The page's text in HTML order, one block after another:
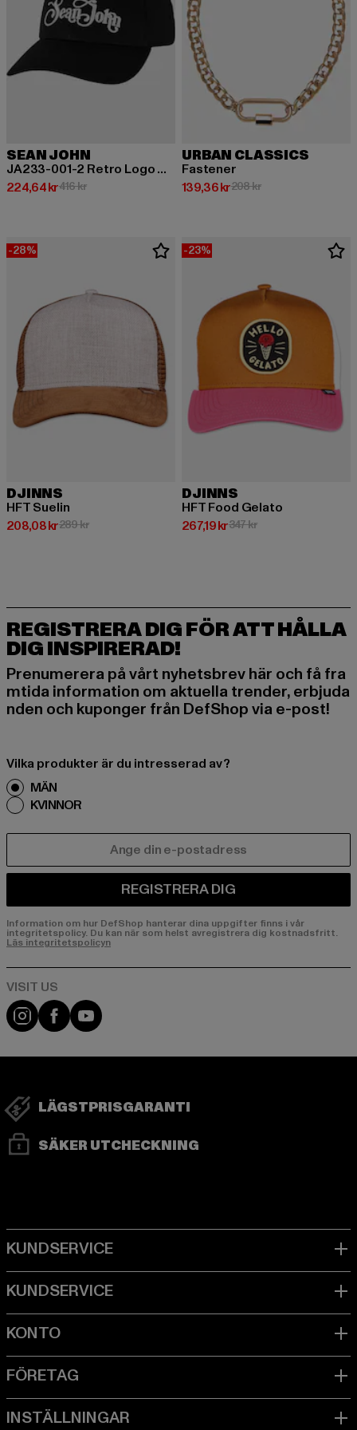
SEAN JOHN
JA233-001-2 Retro Logo Cap
224,64 kr
Nuvarande pris: 224,64 kr
416 krKampanjpris: 416 kr
URBAN CLASSICS
Fastener
139,36 kr
Nuvarande pris: 139,36 kr
208 krKampanjpris: 208 kr
-28%
DJINNS
HFT Suelin
208,08 kr
Nuvarande pris: 208,08 kr
289 krKampanjpris: 289 kr
-23%
DJINNS
HFT Food Gelato
267,19 kr
Nuvarande pris: 267,19 kr
347 krKampanjpris: 347 kr
REGISTRERA DIG FÖR ATT HÅLLA
DIG INSPIRERAD!
Prenumerera på vårt nyhetsbrev här och få fra
mtida information om aktuella trender, erbjuda
nden och kuponger från DefShop via e-post!
Vilka produkter är du intresserad av?
MÄN
KVINNOR
REGISTRERA DIG
Information om hur DefShop hanterar dina uppgifter finns i vår
integritetspolicy. Du kan när som helst avregistrera dig kostnadsfritt.
Läs integritetspolicyn
Visit our Instagram page:
Visit our Facebook page:
Visit our YouTube channel:
LÄGSTPRISGARANTI
SÄKER UTCHECKNING